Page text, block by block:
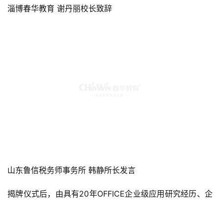
淄博春华教育 谢丹丽校长致辞
山东鲁信税务师事务所 韩静所长发言
揭牌仪式后，由具有20年OFFICE企业级应用研究经历、企